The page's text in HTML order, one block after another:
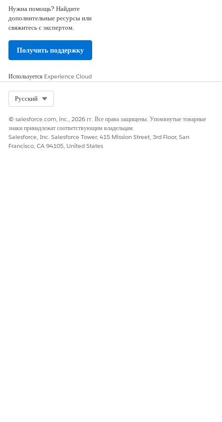
Нужна помощь? Найдите
дополнительные ресурсы или
свяжитесь с экспертом.
Получить поддержку
Используется Experience Cloud
Русский
© salesforce.com, inc., 2026 гг. Все права защищены. Упомянутые товарные
знаки принадлежат соответствующим владельцам.
Salesforce, Inc. Salesforce Tower, 415 Mission Street, 3rd Floor, San
Francisco, CA 94105, United States